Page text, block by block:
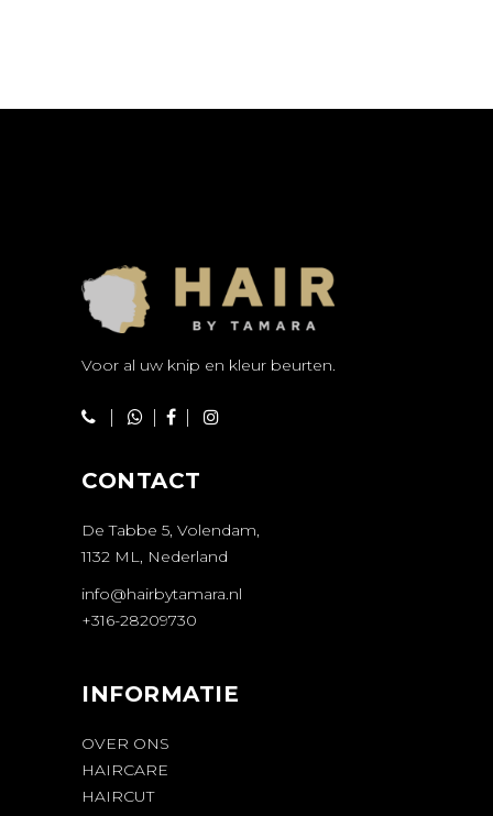
Voor al uw knip en kleur beurten.
CONTACT
De Tabbe 5, Volendam,
1132 ML, Nederland
info@hairbytamara.nl
+316-28209730
INFORMATIE
OVER ONS
HAIRCARE
HAIRCUT